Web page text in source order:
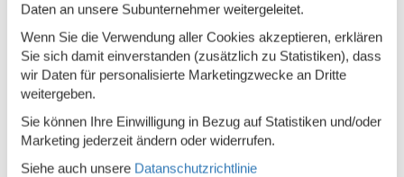
Diverse
Privater Eingang
Rental only for holiday lets
Entfernung
Strand/Meer/See
Daten an unsere Subunternehmer weitergeleitet.
Wenn Sie die Verwendung aller Cookies akzeptieren, erklären
Sie sich damit einverstanden (zusätzlich zu Statistiken), dass
wir Daten für personalisierte Marketingzwecke an Dritte
weitergeben.
Sie können Ihre Einwilligung in Bezug auf Statistiken und/oder
Marketing jederzeit ändern oder widerrufen.
Siehe auch unsere Datanschutzrichtlinie